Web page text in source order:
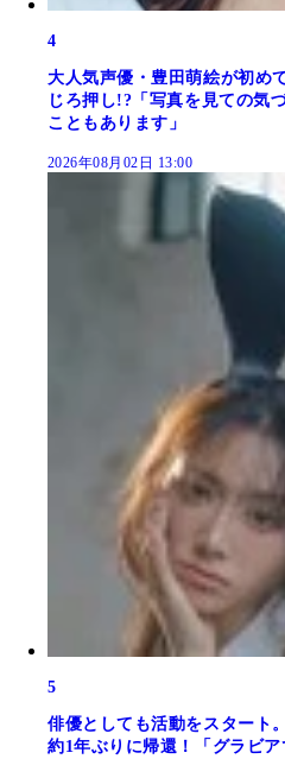
4
大人気声優・豊田萌絵が初め
じろ押し!?「写真を見ての気
こともあります」
2026年08月02日 13:00
5
俳優としても活動をスタート
約1年ぶりに帰還！「グラビ